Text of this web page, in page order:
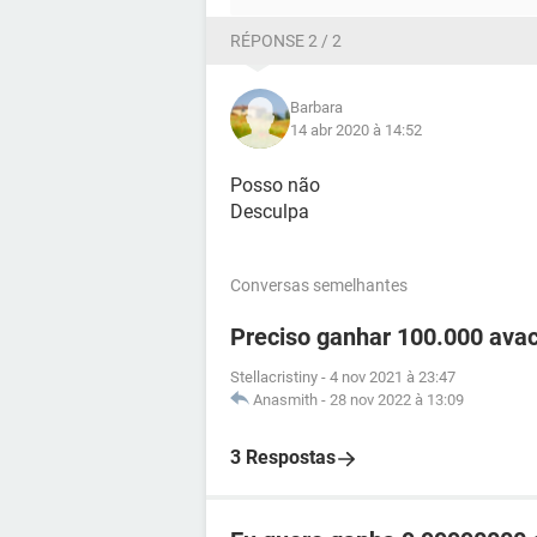
RÉPONSE 2 / 2
Barbara
14 abr 2020 à 14:52
Posso não
Desculpa
Conversas semelhantes
Preciso ganhar 100.000
Stellacristiny - 4 nov 2021 à 23:47
Anasmith - 28 nov 2022 à 13:09
3 Respostas